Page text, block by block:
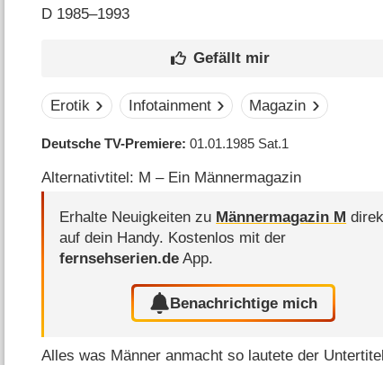
D 1985–1993
Erotik Infotainment Magazin
Deutsche TV-Premiere 01.01.1985 Sat.1
Alternativtitel: M – Ein Männermagazin
Erhalte Neuigkeiten zu Männermagazin M
auf dein Handy. Kostenlos mit der
fernsehserien.de App.
Benachrichtige mich
Alles was Männer anmacht so lautete der